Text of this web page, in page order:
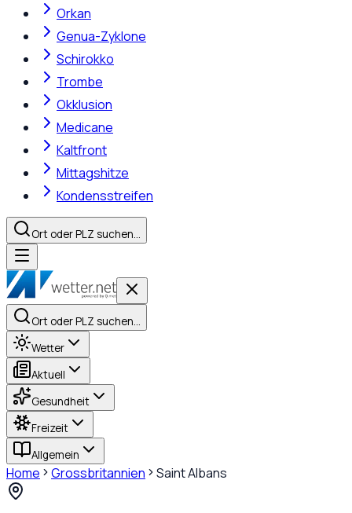
Orkan
Genua-Zyklone
Schirokko
Trombe
Okklusion
Medicane
Kaltfront
Mittagshitze
Kondensstreifen
Ort oder PLZ suchen…
Ort oder PLZ suchen…
Wetter
Aktuell
Gesundheit
Freizeit
Allgemein
Home Grossbritannien Saint Albans